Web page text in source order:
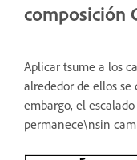
composición
Aplicar tsume a los
alrededor de ellos
embargo, el
permanece\nsin